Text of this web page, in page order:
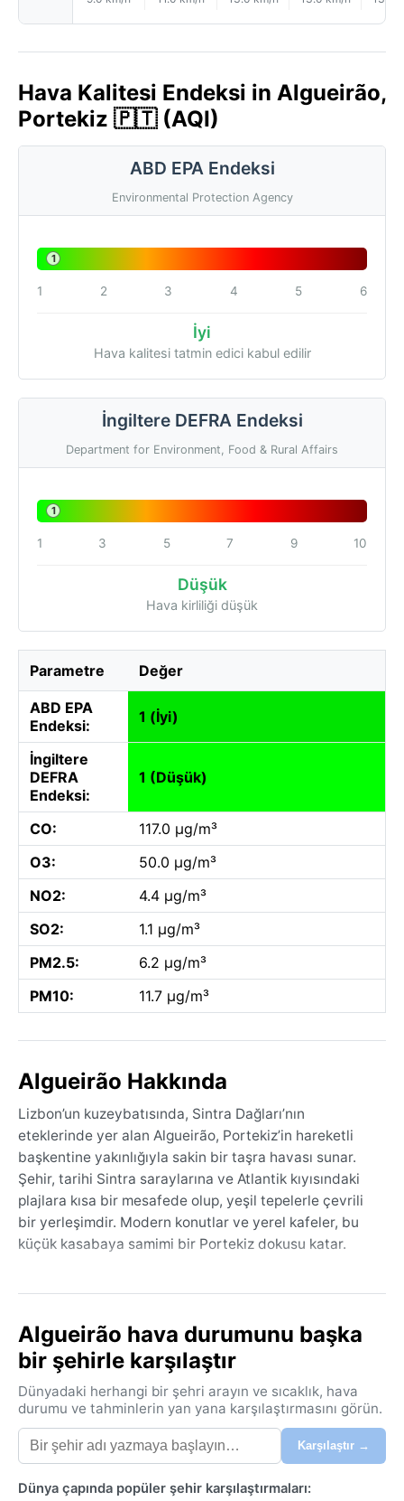
Hava Kalitesi Endeksi in Algueirão,
Portekiz 🇵🇹 (AQI)
ABD EPA Endeksi
Environmental Protection Agency
1
1 2 3 4 5 6
İyi
Hava kalitesi tatmin edici kabul edilir
İngiltere DEFRA Endeksi
Department for Environment, Food & Rural Affairs
1
1 3 5 7 9 10
Düşük
Hava kirliliği düşük
Parametre Değer
ABD EPA
Endeksi:
1 (İyi)
İngiltere
DEFRA
Endeksi:
1 (Düşük)
CO:
117.0 µg/m³
O3:
50.0 µg/m³
NO2:
4.4 µg/m³
SO2:
1.1 µg/m³
PM2.5:
6.2 µg/m³
PM10:
11.7 µg/m³
Algueirão Hakkında
Lizbon’un kuzeybatısında, Sintra Dağları’nın
eteklerinde yer alan Algueirão, Portekiz’in hareketli
başkentine yakınlığıyla sakin bir taşra havası sunar.
Şehir, tarihi Sintra saraylarına ve Atlantik kıyısındaki
plajlara kısa bir mesafede olup, yeşil tepelerle çevrili
bir yerleşimdir. Modern konutlar ve yerel kafeler, bu
küçük kasabaya samimi bir Portekiz dokusu katar.
sınıfındaki Algueirão’da yazlar ılık ve kurak, kışlar ise
25°C’yi nadiren aşarken, kış aylarında termometreler
8-15°C arasında seyreder. En yoğun yağış kasım ile
şubat arasında düşer; nem oranı yıl boyunca %70-80
arasında değişir. Atlantik etkisiyle sık sık bulutlu
gökyüzü ve hafif rüzgâr görülür. Seyahat ederken yaz
için hafif kıyafetler ve bir hırka, kış için su geçirmez
bir ceket ve katmanlı giysiler idealdir. Yağmurdan
korunmak için şemsiye bulundurmak akıllıca olur.
Algueirão hava durumunu başka
bir şehirle karşılaştır
Dünyadaki herhangi bir şehri arayın ve sıcaklık, hava
durumu ve tahminlerin yan yana karşılaştırmasını görün.
Karşılaştır →
Dünya çapında popüler şehir karşılaştırmaları: